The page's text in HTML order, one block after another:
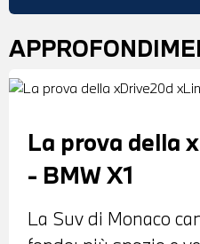
La prova della
- BMW X1
La Suv di Monaco